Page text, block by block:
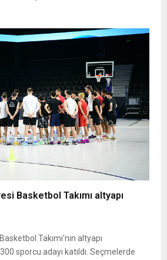
Basketbol Takımı altyapı
Takımı'nın altyapı
sporcu adayı katıldı. Seçmelerde